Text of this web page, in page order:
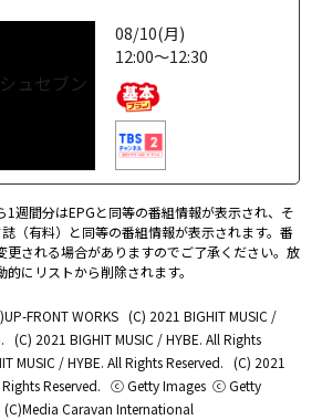
08/10(月)
12:00～12:30
1週間分はEPGと同等の番組情報が表示され、そ
（有料）と同等の番組情報が表示されます。番
更される場合がありますのでご了承ください。放
にリストから削除されます。
FRONT WORKS (C) 2021 BIGHIT MUSIC /
(C) 2021 BIGHIT MUSIC / HYBE. All Rights
MUSIC / HYBE. All Rights Reserved. (C) 2021
Reserved. ⓒ Getty Images ⓒ Getty
(C)Media Caravan International